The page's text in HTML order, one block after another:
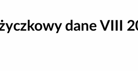
dane VIII